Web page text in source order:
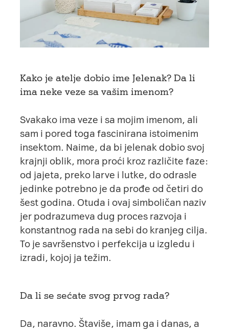
Kako je atelje dobio ime Jelenak? Da li
ima neke veze sa vašim imenom?
Svakako ima veze i sa mojim imenom, ali
sam i pored toga fascinirana istoimenim
insektom. Naime, da bi jelenak dobio svoj
krajnji oblik, mora proći kroz različite faze:
od jajeta, preko larve i lutke, do odrasle
jedinke potrebno je da prođe od četiri do
šest godina. Otuda i ovaj simboličan naziv
jer podrazumeva dug proces razvoja i
konstantnog rada na sebi do kranjeg cilja.
To je savršenstvo i perfekcija u izgledu i
izradi, kojoj ja težim.
Da li se sećate svog prvog rada?
Da, naravno. Štaviše, imam ga i danas, a